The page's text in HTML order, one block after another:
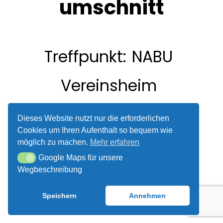
SPENDEN UND
MITMACHEN!
umschnitt
Treffpunkt: NABU
Vereinsheim
Dieses Website nutzt nur die erforderlichen
Cookies um Ihren Aufenthalt so bequem wie
möglich zu machen. Mehr erfahren
Google Maps für unsere Wegbeschreibung
Google Maps für unsere
Wegbeschreibung
Speichern Annehmen